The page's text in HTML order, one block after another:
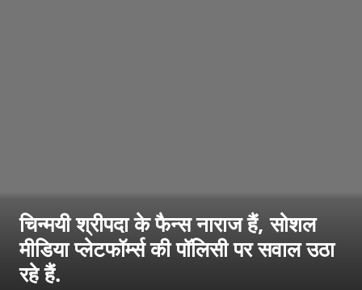
चिन्मयी श्रीपदा के फैन्स नाराज हैं, सोशल
मीडिया प्लेटफॉर्म्स की पॉलिसी पर सवाल उठा
रहे हैं.